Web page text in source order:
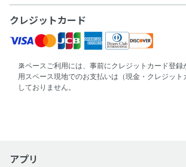
クレジットカード
スペースご利用には、事前にクレジットカード登録
用スペース現地でのお支払いは（現金・クレジッ
しておりません。
アプリ